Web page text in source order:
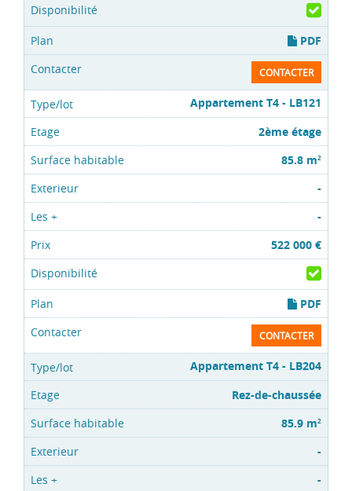
PDF
CONTACTER
Appartement T4 - LB121
2ème étage
85.8 m2
-
-
522 000 €
PDF
CONTACTER
Appartement T4 - LB204
Rez-de-chaussée
85.9 m2
-
-